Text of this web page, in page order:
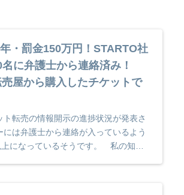
・罰金150万円！STARTO社
に弁護士から連絡済み！
屋から購入したチケットで
転売の情報開示の進捗状況が発表さ
は弁護士から連絡が入っているよう
になっているそうです。 私の知り